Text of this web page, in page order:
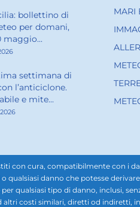
bollettino di
per domani,
maggio...
settimana di
l’anticiclone.
e mite...
MARI
con cura, compatibilmente con i
qualsiasi danno che potesse
qualsiasi tipo di danno, inclusi,
costi similari, diretti od indiretti,